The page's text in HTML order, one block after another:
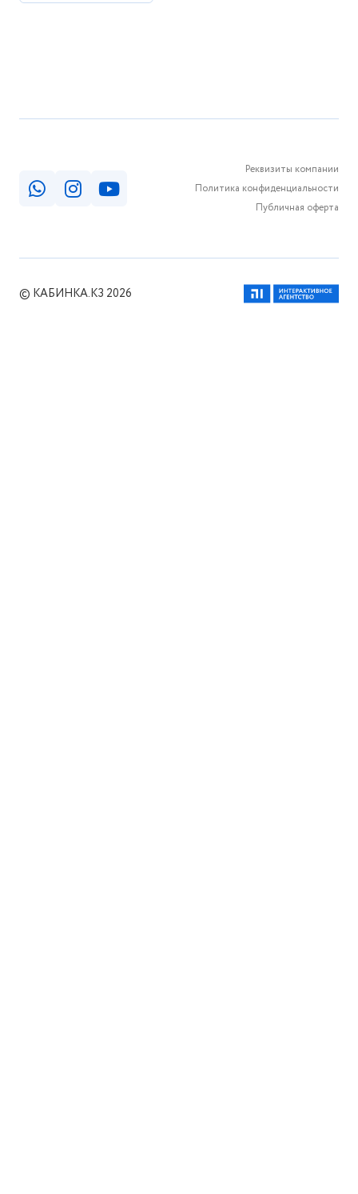
Реквизиты компании
Политика конфиденциальности
Публичная оферта
© КАБИНКА.КЗ 2026